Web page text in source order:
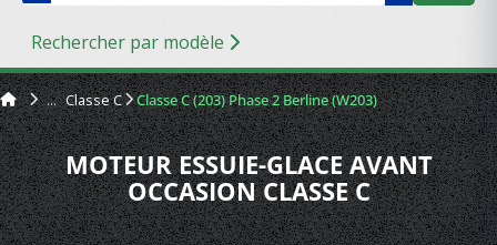
Rechercher par modèle
Classe C Classe C (203) Phase 2 Berline (W203)
MOTEUR ESSUIE-GLACE AVANT
OCCASION CLASSE C